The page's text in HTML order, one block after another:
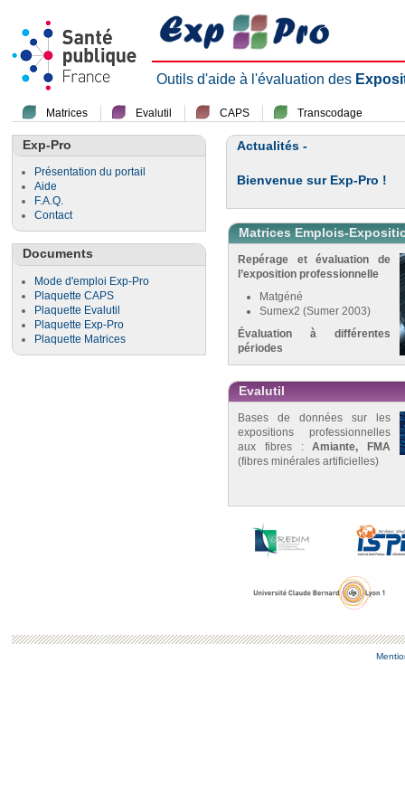
Outils d'aide à l'évaluation des
Matrices Evalutil CAPS Transcodage
Exp-Pro
Présentation du portail
Aide
F.A.Q.
Contact
Documents
Mode d'emploi Exp-Pro
Plaquette CAPS
Plaquette Evalutil
Plaquette Exp-Pro
Plaquette Matrices
Actualités -
Bienvenue sur Exp-Pro !
Matrices Emplois-
Repérage et évaluation de
l’exposition professionnelle
Matgéné
Sumex2 (Sumer 2003)
Évaluation à différentes
périodes
Evalutil
Bases de données sur les
expositions professionnelles
aux fibres :Amiante, FMA
(fibres minérales artificielles)